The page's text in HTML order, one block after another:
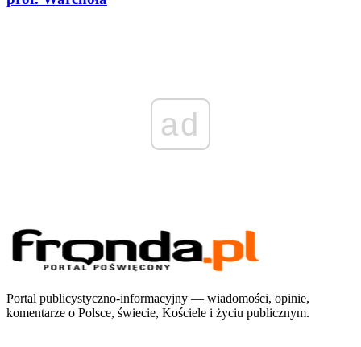
ad
Portal publicystyczno-informacyjny — wiadomości, opinie,
komentarze o Polsce, świecie, Kościele i życiu publicznym.